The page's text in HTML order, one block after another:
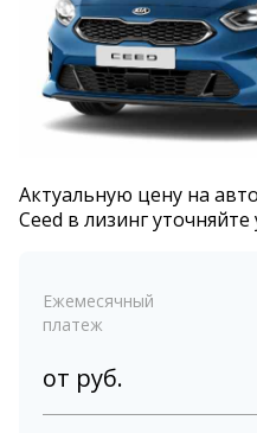
Актуальную цену на
Ceed в лизинг
Ежемесячный
платеж
от руб.